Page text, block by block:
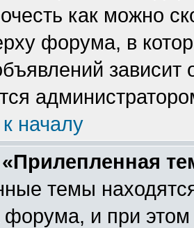
как можно
форума, в
зависит
началу
«Прилепленная
темы
форума, и при